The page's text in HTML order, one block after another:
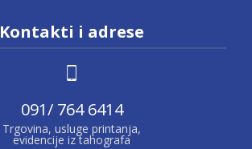
Kontakti i adrese
091/ 764 6414
Trgovina, usluge printanja,
evidencije iz tahografa